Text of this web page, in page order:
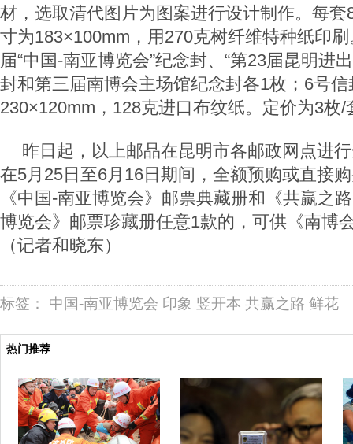
材，选取清代图片为图案进行设计制作。每
寸为183×100mm，用270克树纤维特种纸印
届“中国-南亚博览会”纪念封、“第23届昆明进
封和第三届南博会主场馆纪念封各1枚；6号
230×120mm，128克进口布纹纸。定价为3枚/
昨日起，以上邮品在昆明市各邮政网点进
在5月25日至6月16日期间，全额预购或直接
《中国-南亚博览会》邮票典藏册和《共赢
博览会》邮票珍藏册任意1款的，可供《南博
（记者和晓东）
标签： 中国-南亚博览会 印象 竖开本 共赢之路 鲜花
热门推荐